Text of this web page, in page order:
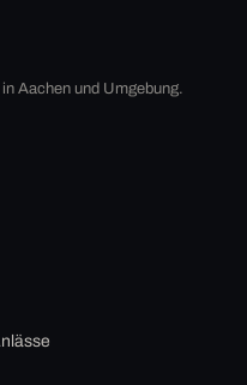
Aachen und Umgebung.